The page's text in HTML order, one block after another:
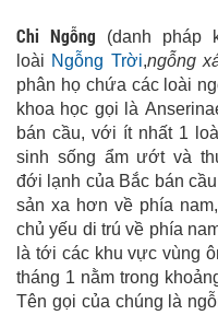
Chi Ngỗng (danh pháp
loài Ngỗng Trời,ngỗng
phân họ chứa các loài
khoa học gọi là
bán cầu, với ít nhất 1
sinh sống ẩm ướt và
đới lạnh của Bắc bán
sản xa hơn về phía
chủ yếu di trú về phía
là tới các khu vực vùng
tháng 1 nằm trong
Tên gọi của chúng là